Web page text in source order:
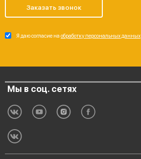
Заказать звонок
Я даю согласие на обработку персональных данных
Мы в соц. сетях